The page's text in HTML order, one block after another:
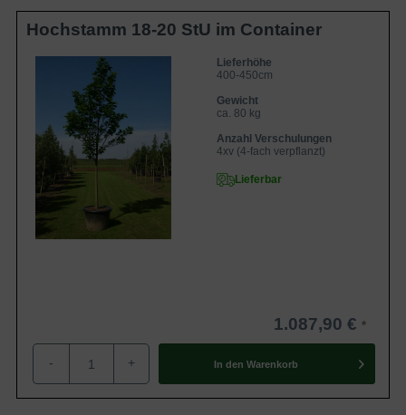
Hochstamm 18-20 StU im Container
Lieferhöhe
400-450cm
Gewicht
ca. 80 kg
Anzahl Verschulungen
4xv (4-fach verpflanzt)
Lieferbar
1.087,90 €
- + In den Warenkorb